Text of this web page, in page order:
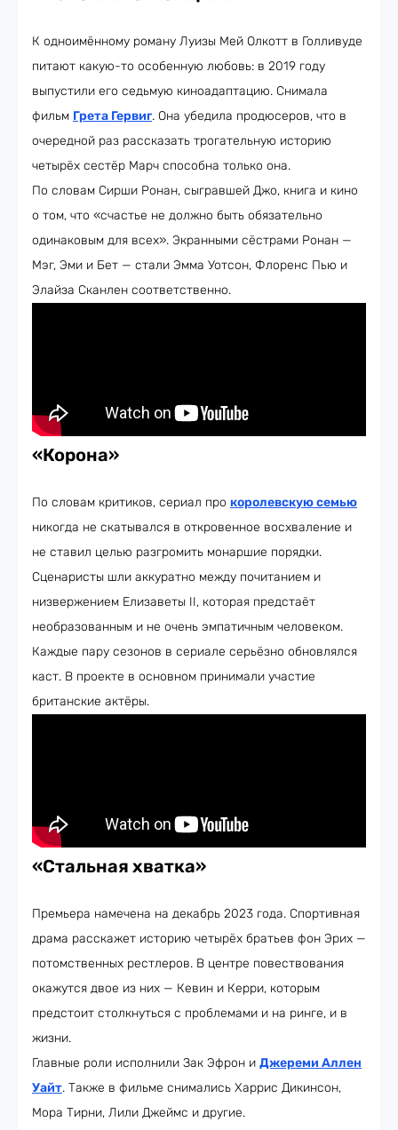
К одноимённому роману Луизы Мей Олкотт в Голливуде
питают какую-то особенную любовь: в 2019 году
выпустили его седьмую киноадаптацию. Снимала
фильм Грета Гервиг. Она убедила продюсеров, что в
очередной раз рассказать трогательную историю
четырёх сестёр Марч способна только она.
По словам Сирши Ронан, сыгравшей Джо, книга и кино
о том, что «счастье не должно быть обязательно
одинаковым для всех». Экранными сёстрами Ронан —
Мэг, Эми и Бет — стали Эмма Уотсон, Флоренс Пью и
Элайза Сканлен соответственно.
«Корона»
По словам критиков, сериал про королевскую семью
никогда не скатывался в откровенное восхваление и
не ставил целью разгромить монаршие порядки.
Сценаристы шли аккуратно между почитанием и
низвержением Елизаветы II, которая предстаёт
необразованным и не очень эмпатичным человеком.
Каждые пару сезонов в сериале серьёзно обновлялся
каст. В проекте в основном принимали участие
британские актёры.
«Стальная хватка»
Премьера намечена на декабрь 2023 года. Спортивная
драма расскажет историю четырёх братьев фон Эрих —
потомственных рестлеров. В центре повествования
окажутся двое из них — Кевин и Керри, которым
предстоит столкнуться с проблемами и на ринге, и в
жизни.
Главные роли исполнили Зак Эфрон и Джереми Аллен
Уайт. Также в фильме снимались Харрис Дикинсон,
Мора Тирни, Лили Джеймс и другие.